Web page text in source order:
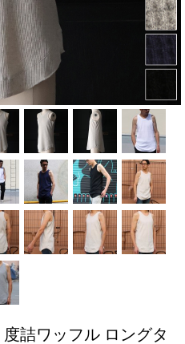
度詰ワッフル ロングタ